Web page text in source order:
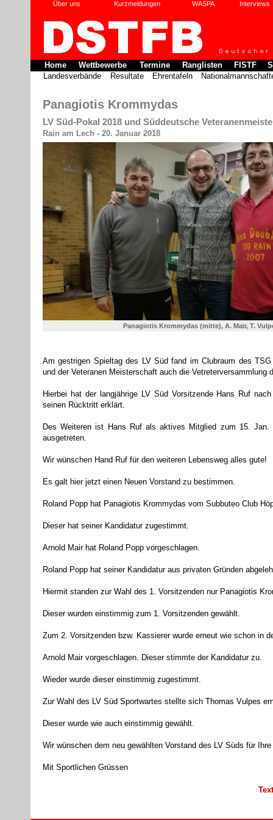
Über uns Kurzmeldungen WASPA Interviews
Home Wettbewerbe Termine Ranglisten FISTF
Landesverbände
Resultate Ehrentafeln
Panagiotis Krommydas
LV Süd-Pokal 2018 und Süddeutsche
Rain am Lech - 20. Januar 2018
Panagiotis Krommydas (mitte), A. Mair, T.
Am gestrigen Spieltag des LV Süd fand im Clubraum des
und der Veteranen Meisterschaft auch die Vetreterversammlung
Hierbei hat der langjährige LV Süd Vorsitzende Hans Ruf
seinen Rücktritt erklärt.
Des Weiteren ist Hans Ruf als aktives Mitglied zum 15.
ausgetreten.
Wir wünschen Hand Ruf für den weiteren Lebensweg alles gute!
Es galt hier jetzt einen Neuen Vorstand zu bestimmen.
Roland Popp hat Panagiotis Krommydas vom Subbuteo Club
Dieser hat seiner Kandidatur zugestimmt.
Arnold Mair hat Roland Popp vorgeschlagen.
Roland Popp hat seiner Kandidatur aus privaten Gründen
Hiermit standen zur Wahl des 1. Vorsitzenden nur Panagiotis
Dieser wurden einstimmig zum 1. Vorsitzenden gewählt.
Zum 2. Vorsitzenden bzw. Kassierer wurde erneut wie schon in
Arnold Mair vorgeschlagen. Dieser stimmte der Kandidatur zu.
Wieder wurde dieser einstimmig zugestimmt.
Zur Wahl des LV Süd Sportwartes stellte sich Thomas Vulpes
Dieser wurde wie auch einstimmig gewählt.
Wir wünschen dem neu gewählten Vorstand des LV Süds für
Mit Sportlichen Grüssen